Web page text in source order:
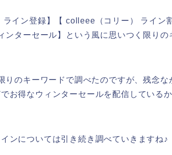
イン登録】【 colleee（コリー） ライン
ターセール】という風に思いつく限りの
のキーワードで調べたのですが、残念な
お得なウィンターセールを配信している
ンについては引き続き調べていきますね♪